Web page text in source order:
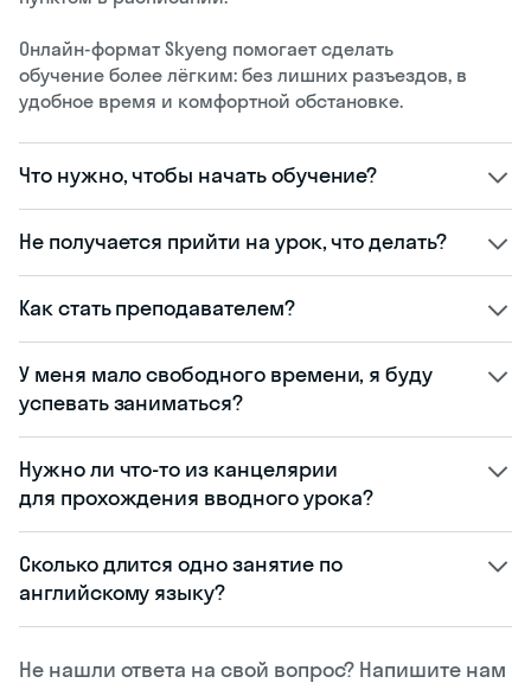
Не нашли ответа на свой вопрос? Напишите нам
Онлайн-формат Skyeng помогает сделать
обучение более лёгким: без лишних разъездов, в
удобное время и комфортной обстановке.
Что нужно, чтобы начать обучение?
Не получается прийти на урок, что делать?
Как стать преподавателем?
У меня мало свободного времени, я буду
успевать заниматься?
Нужно ли что-то из канцелярии
для прохождения вводного урока?
Сколько длится одно занятие по
английскому языку?